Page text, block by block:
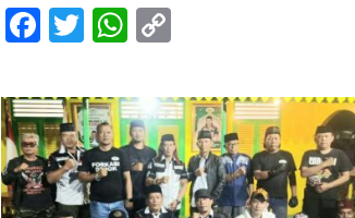
F
e
b
o
o
T
itt
er
W
at
s
A
p
p
y
Li
n